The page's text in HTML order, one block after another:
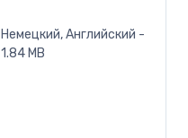
Немецкий, Английский -
1.84 MB